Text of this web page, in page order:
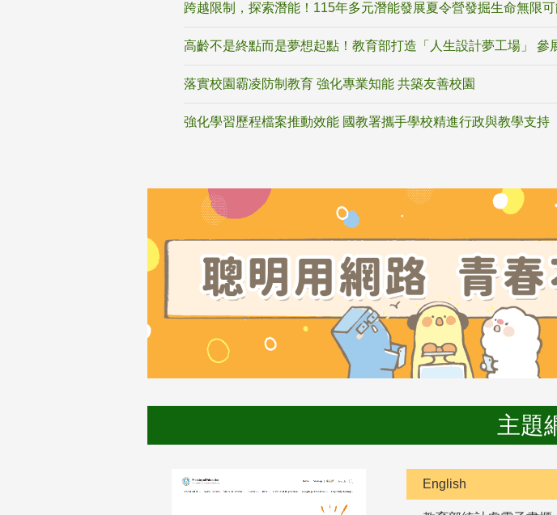
跨越限制，探索潛能！115年多元潛能發展夏令營發掘生命無限
高齡不是終點而是夢想起點！教育部打造「人生設計夢工場」 參
落實校園霸凌防制教育 強化專業知能 共築友善校園
強化學習歷程檔案推動效能 國教署攜手學校精進行政與教學支持
主題
English